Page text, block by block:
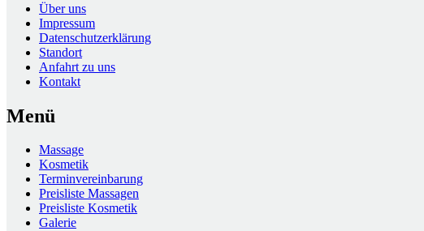
Über uns
Impressum
Datenschutzerklärung
Standort
Anfahrt zu uns
Kontakt
Menü
Massage
Kosmetik
Terminvereinbarung
Preisliste Massagen
Preisliste Kosmetik
Galerie